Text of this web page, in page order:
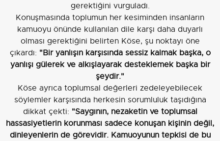
gerektiğini vurguladı.
Konuşmasında toplumun her kesiminden insanların
kamuoyu önünde kullanılan dile karşı daha duyarlı
olması gerektiğini belirten Köse, şu noktayı öne
çıkardı: "Bir yanlışın karşısında sessiz kalmak başka, o
yanlışı gülerek ve alkışlayarak desteklemek başka bir
şeydir."
Köse ayrıca toplumsal değerleri zedeleyebilecek
söylemler karşısında herkesin sorumluluk taşıdığına
dikkat çekti: "Saygının, nezaketin ve toplumsal
hassasiyetlerin korunması sadece konuşan kişinin değil,
dinleyenlerin de görevidir. Kamuoyunun tepkisi de bu